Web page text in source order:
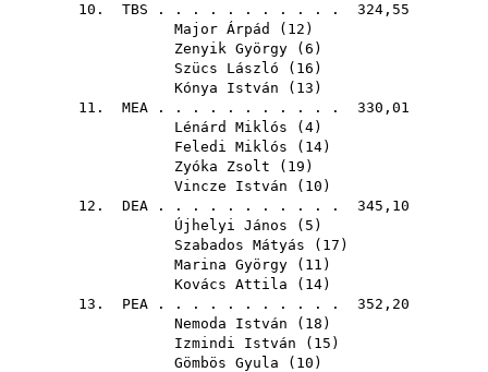
10. TBS . . . . . . . . . . . 324,55
Major Árpád
( 12 )
Zenyik György ( 6 )
Szücs László ( 16 )
Kónya István ( 13 )
11. MEA . . . . . . . . . . . 330,01
Lénárd Miklós ( 4)
Feledi Miklós ( 14)
Zyóka Zsolt ( 19 )
Vincze István ( 10 )
12. DEA . . . . . . . . . . . 345,10
Újhelyi János ( 5 )
Szabados Mátyás ( 17 )
Marina György ( 11 )
Kovács Attila ( 14)
13. PEA . . . . . . . . . . . 352,20
Nemoda István ( 18 )
Izmindi István ( 15 )
Gömbös Gyula ( 10 )